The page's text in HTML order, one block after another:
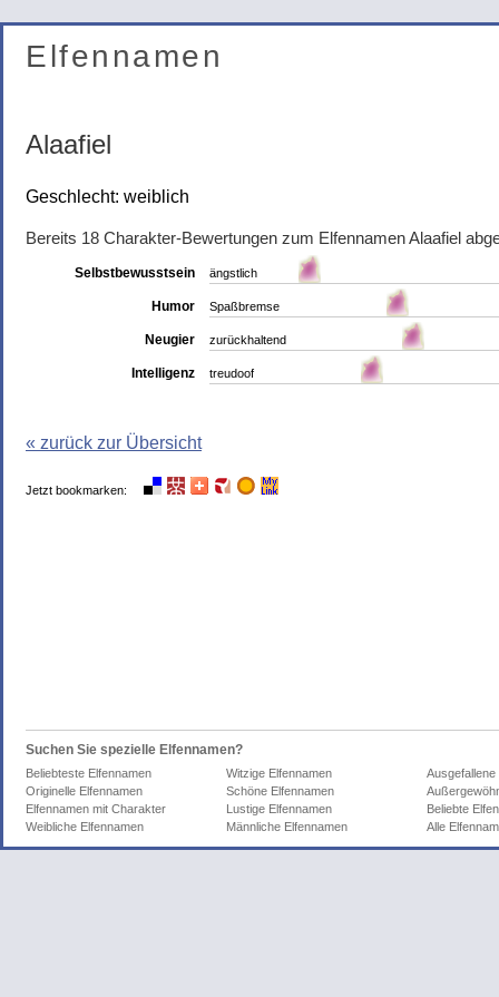
Elfennamen
Alaafiel
Geschlecht: weiblich
Bereits 18 Charakter-Bewertungen zum Elfennamen Alaafiel
Selbstbewusstsein ängstlich
Humor Spaßbremse
Neugier zurückhaltend
Intelligenz treudoof
« zurück zur Übersicht
Jetzt bookmarken:
Suchen Sie spezielle Elfennamen?
Beliebteste Elfennamen Witzige Elfennamen
Ausgefallene
Originelle Elfennamen
Schöne Elfennamen
Elfennamen mit Charakter
Lustige Elfennamen
Beliebte
Weibliche Elfennamen
Männliche Elfennamen Alle